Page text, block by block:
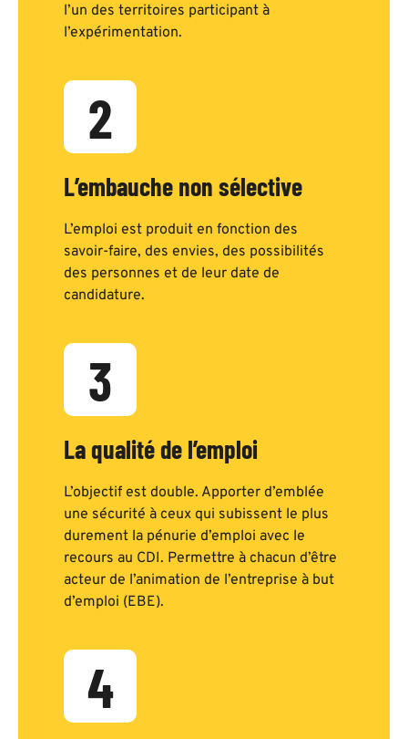
l’un des territoires participant à
l’expérimentation.
2
L’embauche non sélective
L’emploi est produit en fonction des
savoir-faire, des envies, des possibilités
des personnes et de leur date de
candidature.
3
La qualité de l’emploi
L’objectif est double. Apporter d’emblée
une sécurité à ceux qui subissent le plus
durement la pénurie d’emploi avec le
recours au CDI. Permettre à chacun d’être
acteur de l’animation de l’entreprise à but
d’emploi (EBE).
4